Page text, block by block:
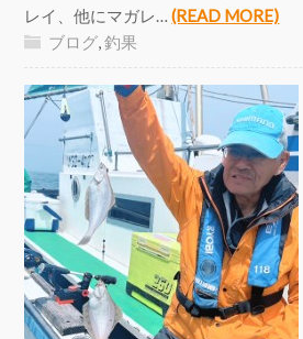
レイ、他にマガレ…(READ MORE)
ブログ,釣果